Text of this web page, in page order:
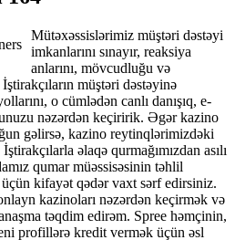
Mütəxəssislərimiz müştəri dəstəyi
imkanlarını sınayır, reaksiya
anlarını, mövcudluğu və
müştəri dəstəyinə
o cümlədən canlı danışıq, e-
nəzərdən keçiririk. Əgər kazino
gəlirsə, kazino reytinqlərimizdəki
əlaqə qurmağımızdan asılı
qumar müəssisəsinin təhlil
kifayət qədər vaxt sərf edirsiniz.
kazinoları nəzərdən keçirmək və
təqdim edirəm. Spree həmçinin,
profillərə kredit vermək üçün əsl